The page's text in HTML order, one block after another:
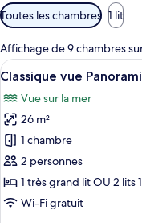
Filtres
disponibles
pour
les
chambres
Toutes les chambres 1 lit
Affichage de 9 chambres
Afficher
toutes
les
photos
pour
ce
type
de
chambre :
12
Classique vue
Vue sur la mer
26 m²
1 chambre
2 personnes
1 très grand lit OU 2 lits
Wi-Fi gratuit